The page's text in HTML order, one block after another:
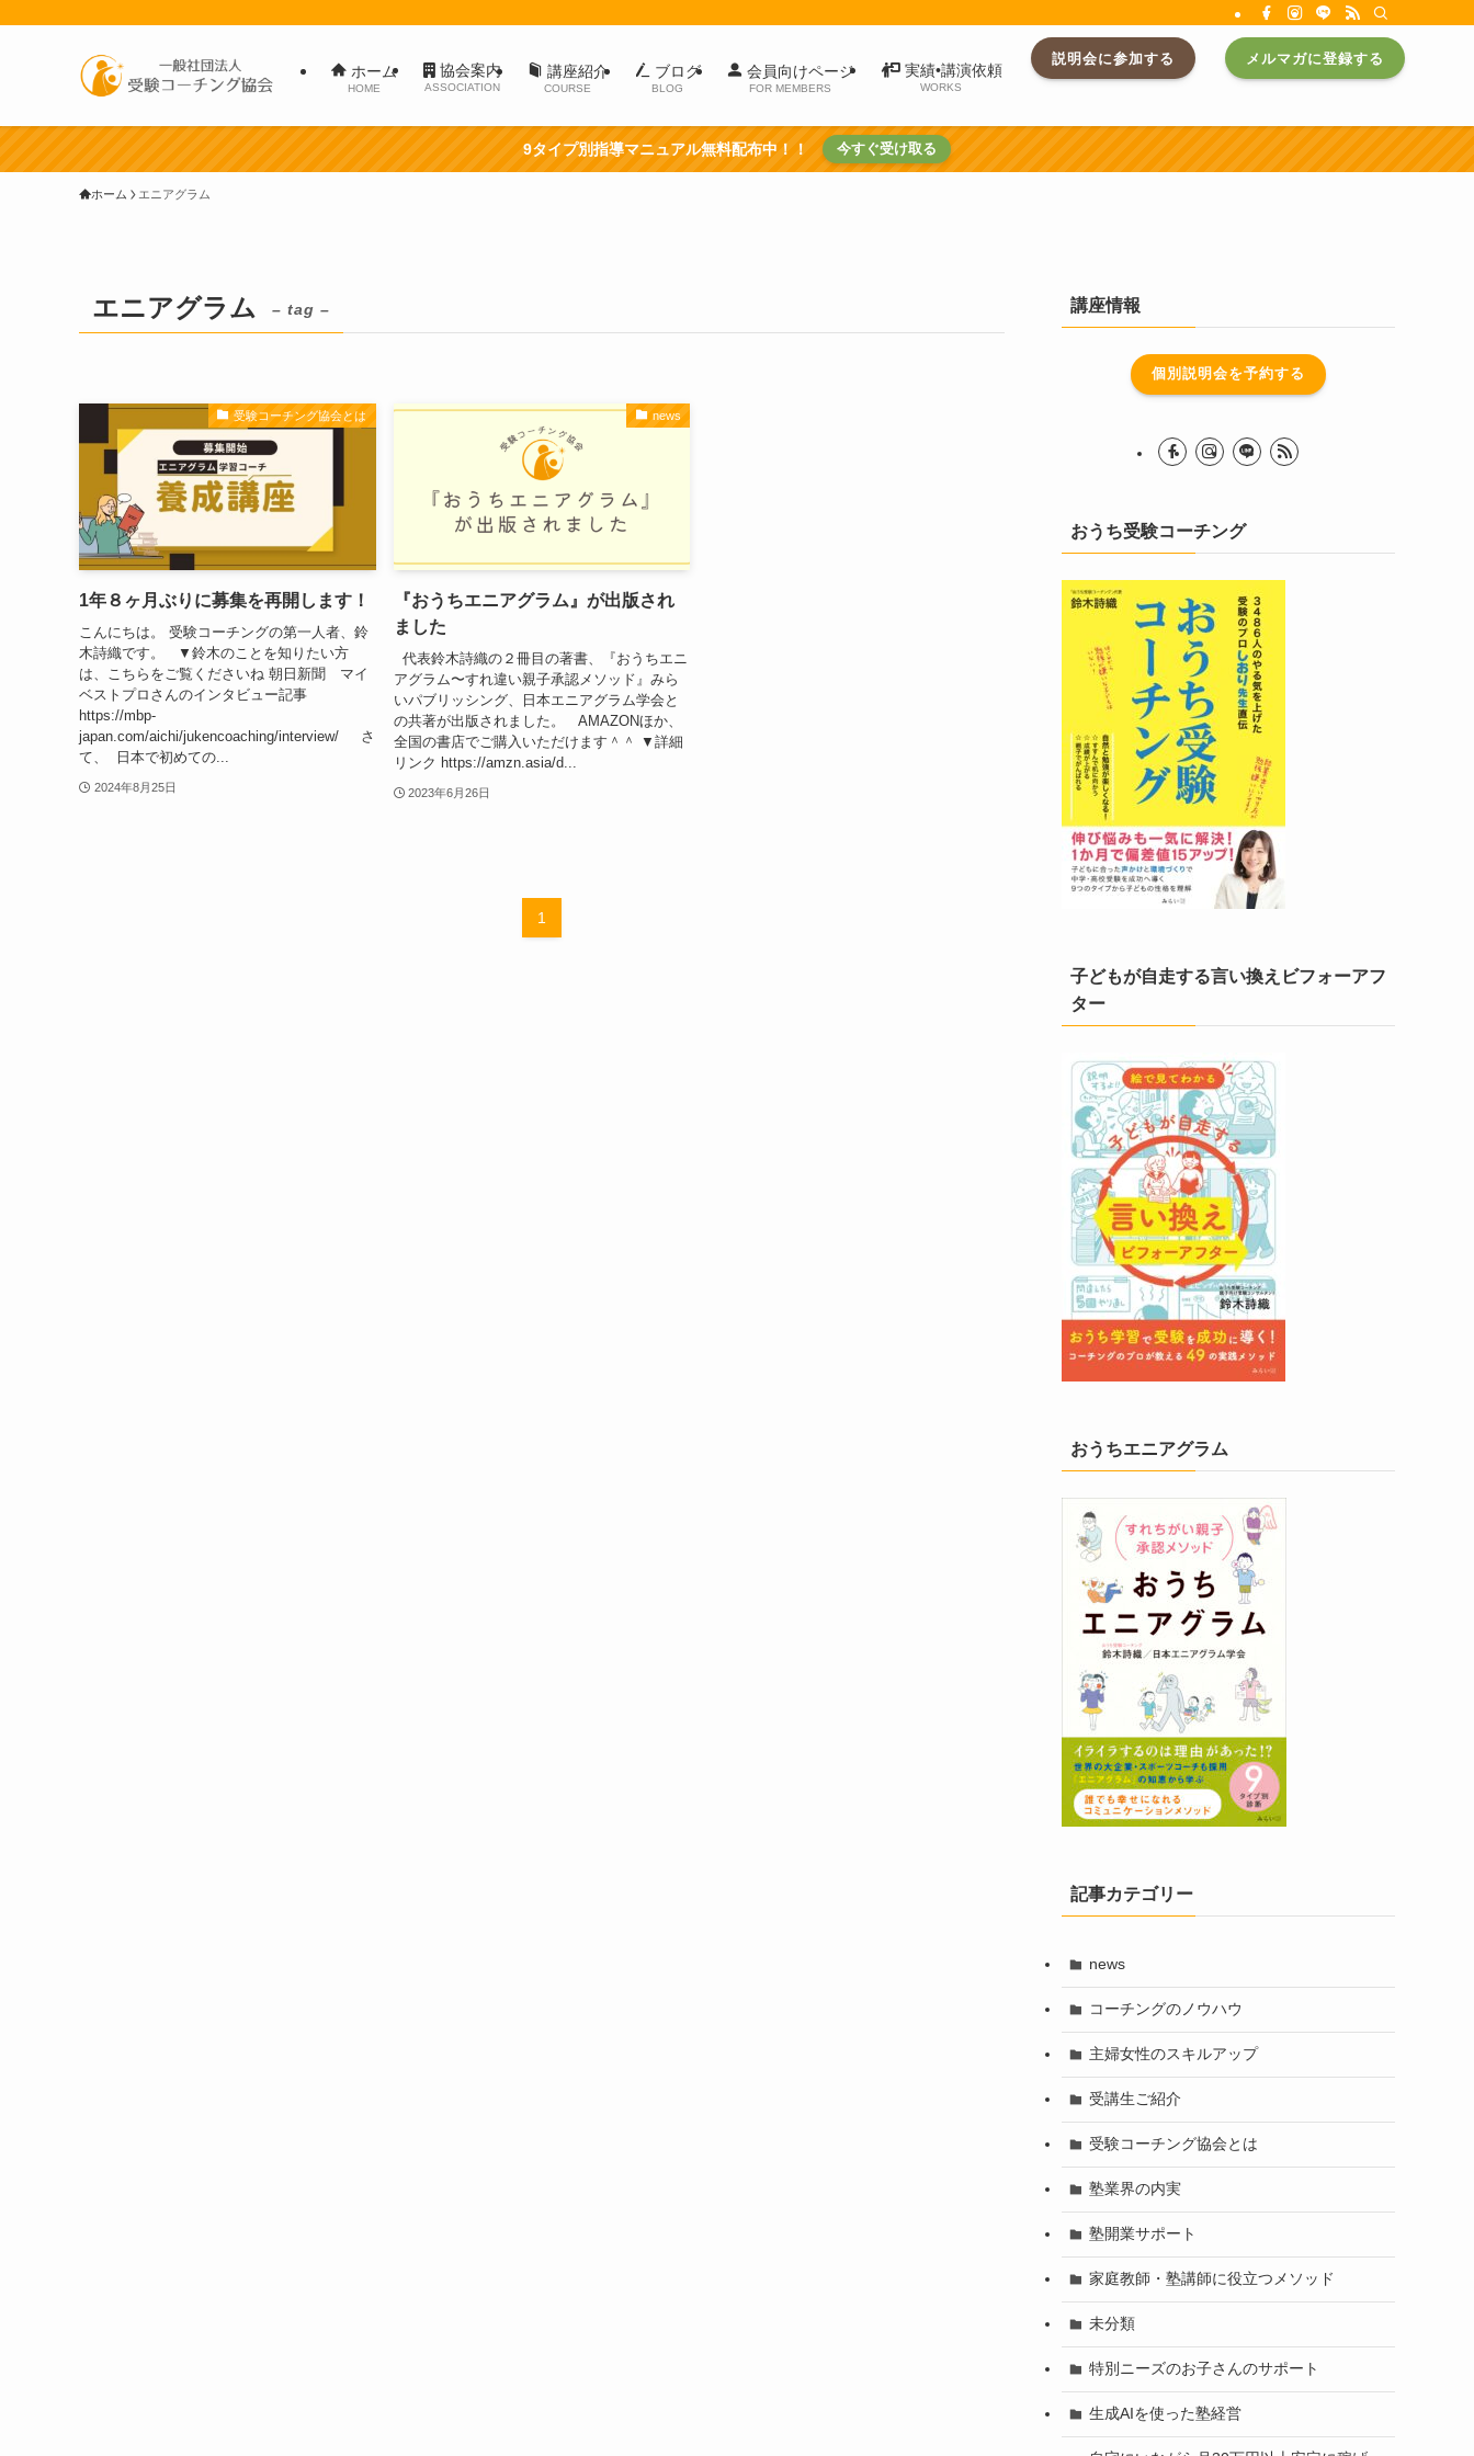
ホーム
HOME
協会案内
ASSOCIATION
講座紹介
COURSE
ブログ
BLOG
会員向けページ
FOR MEMBERS
実績•講演依頼
WORKS
説明会に参加する メルマガに登録する
9タイプ別指導マニュアル無料配布中！！ 今すぐ受け取る
ホーム エニアグラム
エニアグラム – tag –
受験コーチング協会とは
1年８ヶ月ぶりに募集を再開します！
こんにちは。 受験コーチングの第一人者、鈴
木詩織です。 ▼鈴木のことを知りたい方
は、こちらをご覧くださいね 朝日新聞 マイ
ベストプロさんのインタビュー記事
https://mbp-
japan.com/aichi/jukencoaching/interview/ さ
て、 日本で初めての...
2024年8月25日
news
『おうちエニアグラム』が出版され
ました
代表鈴木詩織の２冊目の著書、『おうちエニ
アグラム〜すれ違い親子承認メソッド』みら
いパブリッシング、日本エニアグラム学会と
の共著が出版されました。 AMAZONほか、
全国の書店でご購入いただけます＾＾ ▼詳細
リンク https://amzn.asia/d...
2023年6月26日
1
講座情報
個別説明会を予約する
おうち受験コーチング
子どもが自走する言い換えビフォーアフ
ター
おうちエニアグラム
記事カテゴリー
news
コーチングのノウハウ
主婦女性のスキルアップ
受講生ご紹介
受験コーチング協会とは
塾業界の内実
塾開業サポート
家庭教師・塾講師に役立つメソッド
未分類
特別ニーズのお子さんのサポート
生成AIを使った塾経営